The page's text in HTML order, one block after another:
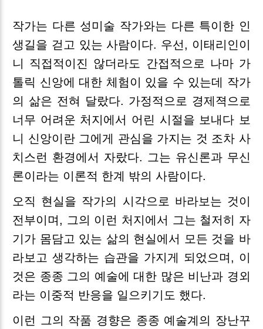
작가는 다른 성미술 작가와는 다른 특이한 인
생길을 걷고 있는 사람이다. 우선, 이태리인이
니 직접적이진 않더라도 간접적으로 나마 가
톨릭 신앙에 대한 체험이 있을 수 있는데 작가
의 삶은 전혀 달랐다. 가정적으로 경제젹으로
너무 어려운 처지에서 어린 시절을 보내다 보
니 신앙이란 그에게 관심을 가지는 것 조차 사
치스런 환경에서 자랐다. 그는 유신론과 무신
론이라는 이론적 한계 밖의 사람이다.
오직 현실을 작가의 시각으로 바라보는 것이
전부이며, 그의 이런 처지에서 그는 철저히 자
기가 몸담고 있는 삶의 현실에서 모든 것을 바
라보고 생각하는 습관을 가지게 되었으며, 이
것은 종종 그의 예술에 대한 많은 비난과 경외
라는 이중적 반응을 일으키기도 했다.
이런 그의 작품 경향은 종종 예술계의 장난꾸